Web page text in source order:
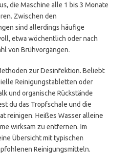
die Maschine alle 1 bis 3 Monate
Zwischen den
sind allerdings häufige
etwa wöchentlich oder nach
von Brühvorgängen.
zur Desinfektion. Beliebt
Reinigungstabletten oder
und organische Rückstände
du das Tropfschale und die
reinigen. Heißes Wasser alleine
wirksam zu entfernen. Im
Übersicht mit typischen
Reinigungsmitteln.